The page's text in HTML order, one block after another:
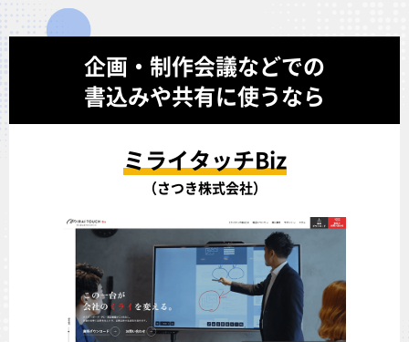
企画・制作会議などでの
書込みや共有に使うなら
ミライタッチBiz
（さつき株式会社）